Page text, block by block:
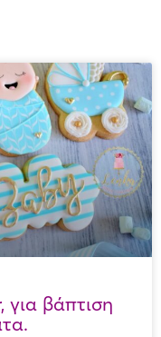
βάπτιση